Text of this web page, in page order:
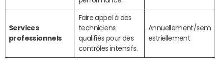
Services
professionnels
Faire appel à des
techniciens
qualifiés pour des
contrôles intensifs.
Annuellement/sem
estriellement